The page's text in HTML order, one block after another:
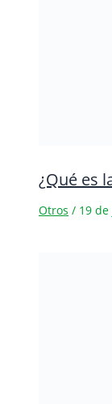
¿Qué es
Otros / 19